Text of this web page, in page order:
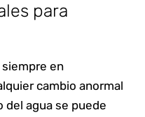
para
en
cambio anormal
agua se puede